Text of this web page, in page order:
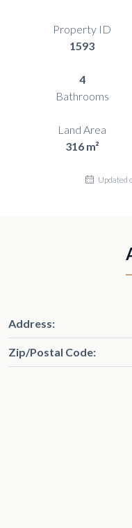
Property ID
1593
4
Bathrooms
Land Area
316 m²
Updated
Address:
Zip/Postal Code: